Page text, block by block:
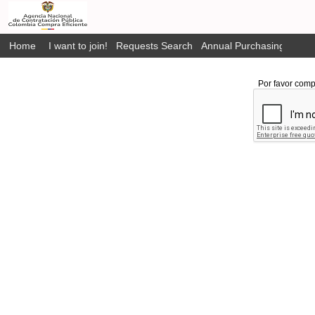
Home I want to join! Requests Search Annual Purchasing Plan
Por favor